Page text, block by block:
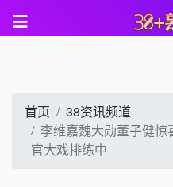
首页
38资讯频道
李维嘉魏大勋董子健
官大戏排练中